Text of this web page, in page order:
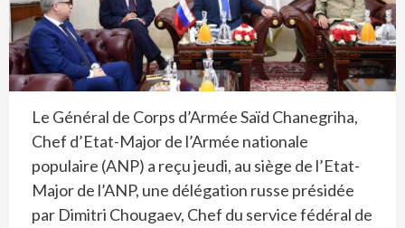
Le Général de Corps d’Armée Saïd Chanegriha,
Chef d’Etat-Major de l’Armée nationale
populaire (ANP) a reçu jeudi, au siège de l’Etat-
Major de l’ANP, une délégation russe présidée
par Dimitri Chougaev, Chef du service fédéral de